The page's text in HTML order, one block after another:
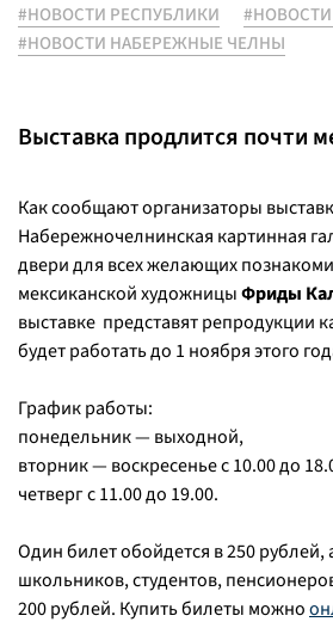
#НОВОСТИ РЕСПУБЛИКИ
#НОВОСТИ НАБЕРЕЖНЫЕ ЧЕЛНЫ
Выставка продлится почти
Как сообщают организаторы
Набережночелнинская картинная
двери для всех желающих
мексиканской художницыФриды
выставке представят репродукции
будет работать до 1 ноября этого
График работы:
понедельник — выходной,
вторник — воскресенье с 10.00 до
четверг с 11.00 до 19.00.
Один билет обойдется в 250 рублей,
школьников, студентов,
200 рублей. Купить билеты можно